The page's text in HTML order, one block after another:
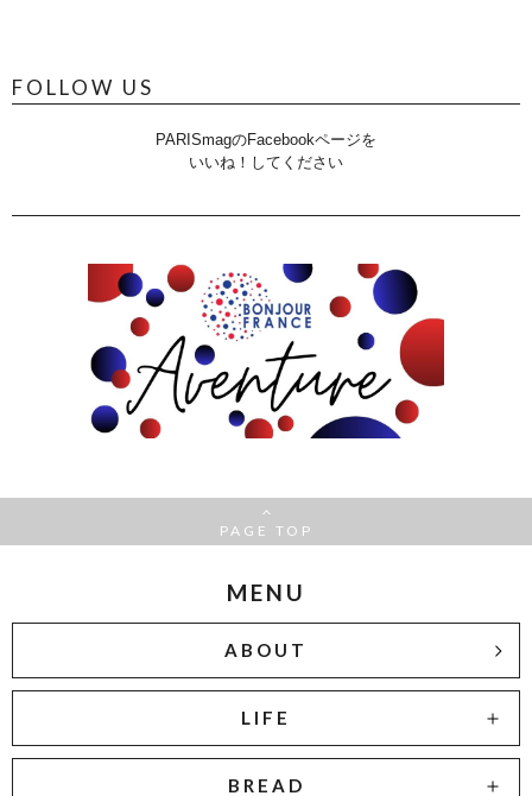
FOLLOW US
PARISmagのFacebookページを
いいね！してください
PAGE TOP
MENU
ABOUT
LIFE
BREAD